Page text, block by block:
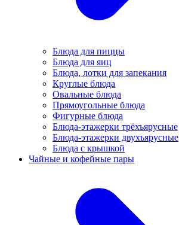
Блюда для пиццы
Блюда для яиц
Блюда, лотки для запекания
Круглые блюда
Овальные блюда
Прямоугольные блюда
Фигурные блюда
Блюда-этажерки трёхъярусные
Блюда-этажерки двухъярусные
Блюда с крышкой
Чайные и кофейные пары